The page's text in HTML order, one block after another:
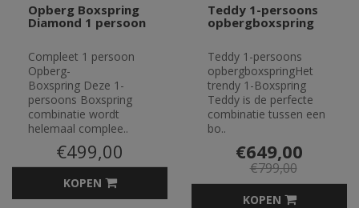
Opberg Boxspring
Diamond 1 persoon
Compleet 1 persoon
Opberg-
Boxspring Deze 1-
persoons Boxspring
combinatie wordt
helemaal complee..
€499,00
KOPEN
Teddy 1-persoons
opbergboxspring
Teddy 1-persoons
opbergboxspringHet
trendy 1-Boxspring
Teddy is de perfecte
combinatie tussen een
bo..
€649,00
€799,00
KOPEN